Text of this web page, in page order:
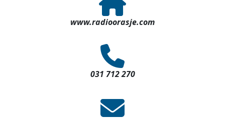
www.radioorasje.com
031 712 270